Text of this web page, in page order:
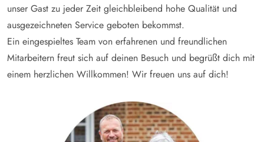
unser Gast zu jeder Zeit gleichbleibend hohe Qualität und
ausgezeichneten Service geboten bekommst.
Ein eingespieltes Team von erfahrenen und freundlichen
Mitarbeitern freut sich auf deinen Besuch und begrüßt dich mit
einem herzlichen Willkommen! Wir freuen uns auf dich!